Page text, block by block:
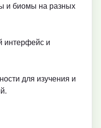
и биомы на разных
интерфейс и
для изучения и